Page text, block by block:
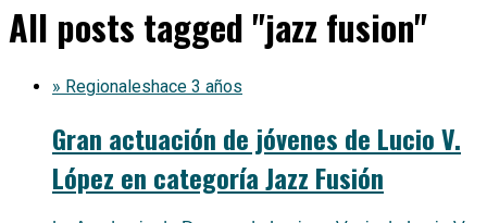
All posts tagged "jazz fusion"
» Regionaleshace 3 años
Gran actuación de jóvenes de Lucio V.
López en categoría Jazz Fusión